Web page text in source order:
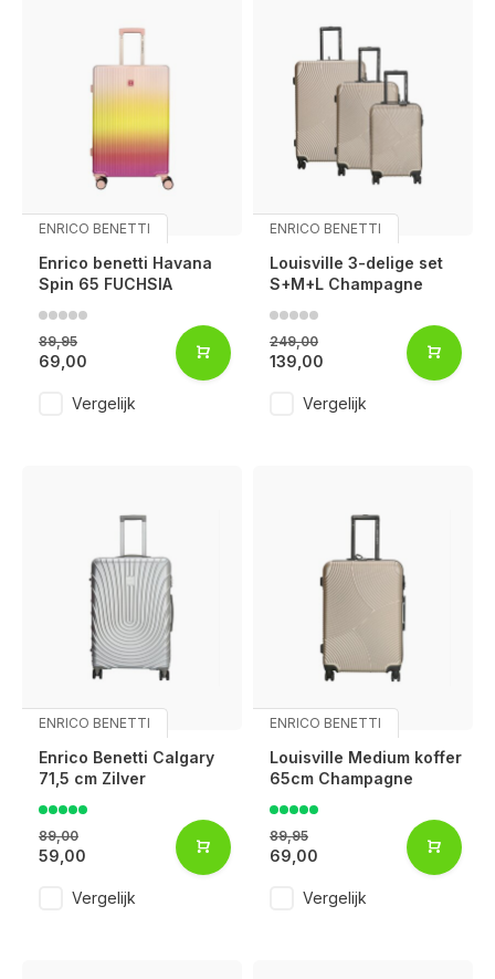
ENRICO BENETTI
Enrico benetti Havana
Spin 65 FUCHSIA
89,95
69,00
Vergelijk
ENRICO BENETTI
Louisville 3-delige set
S+M+L Champagne
249,00
139,00
Vergelijk
ENRICO BENETTI
Enrico Benetti Calgary
71,5 cm Zilver
89,00
59,00
Vergelijk
ENRICO BENETTI
Louisville Medium koffer
65cm Champagne
89,95
69,00
Vergelijk